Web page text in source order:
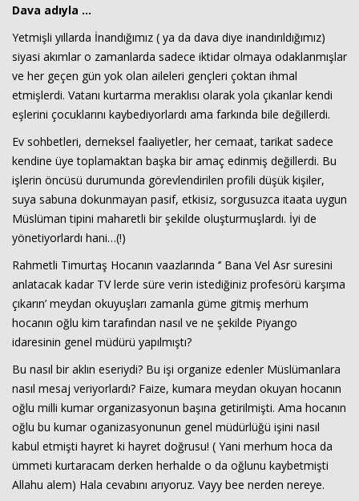
Dava adıyla …
Yetmişli yıllarda İnandığımız ( ya da dava diye inandırıldığımız)
siyasi akımlar o zamanlarda sadece iktidar olmaya odaklanmışlar
ve her geçen gün yok olan aileleri gençleri çoktan ihmal
etmişlerdi. Vatanı kurtarma meraklısı olarak yola çıkanlar kendi
eşlerini çocuklarını kaybediyorlardı ama farkında bile değillerdi.
Ev sohbetleri, derneksel faaliyetler, her cemaat, tarikat sadece
kendine üye toplamaktan başka bir amaç edinmiş değillerdi. Bu
işlerin öncüsü durumunda görevlendirilen profili düşük kişiler,
suya sabuna dokunmayan pasif, etkisiz, sorgusuzca itaata uygun
Müslüman tipini maharetli bir şekilde oluşturmuşlardı. İyi de
yönetiyorlardı hani…(!)
Rahmetli Timurtaş Hocanın vaazlarında ‘’ Bana Vel Asr suresini
anlatacak kadar TV lerde süre verin istediğiniz profesörü karşıma
çıkarın’ meydan okuyuşları zamanla güme gitmiş merhum
hocanın oğlu kim tarafından nasıl ve ne şekilde Piyango
idaresinin genel müdürü yapılmıştı?
Bu nasıl bir aklın eseriydi? Bu işi organize edenler Müslümanlara
nasıl mesaj veriyorlardı? Faize, kumara meydan okuyan hocanın
oğlu milli kumar organizasyonun başına getirilmişti. Ama hocanın
oğlu bu kumar oganizasyonunun genel müdürlüğü işini nasıl
kabul etmişti hayret ki hayret doğrusu! ( Yani merhum hoca da
ümmeti kurtaracam derken herhalde o da oğlunu kaybetmişti
Allahu alem) Hala cevabını arıyoruz. Vayy bee nerden nereye.